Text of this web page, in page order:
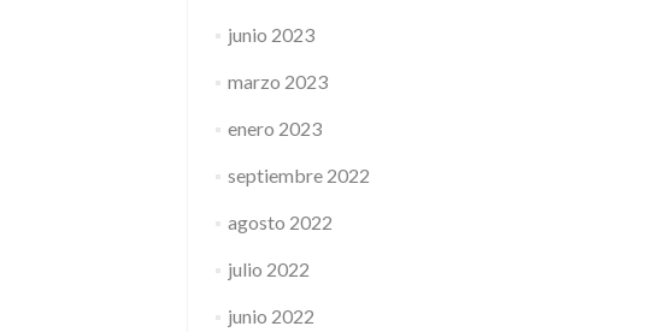
junio 2023
marzo 2023
enero 2023
septiembre 2022
agosto 2022
julio 2022
junio 2022